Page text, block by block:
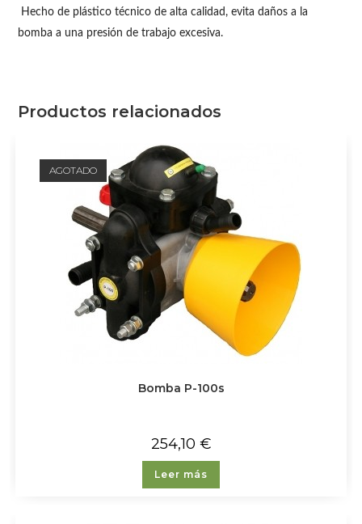
Hecho de plástico técnico de alta calidad, evita daños a la
bomba a una presión de trabajo excesiva.
Productos relacionados
AGOTADO
Bomba P-100s
254,10 €
Leer más